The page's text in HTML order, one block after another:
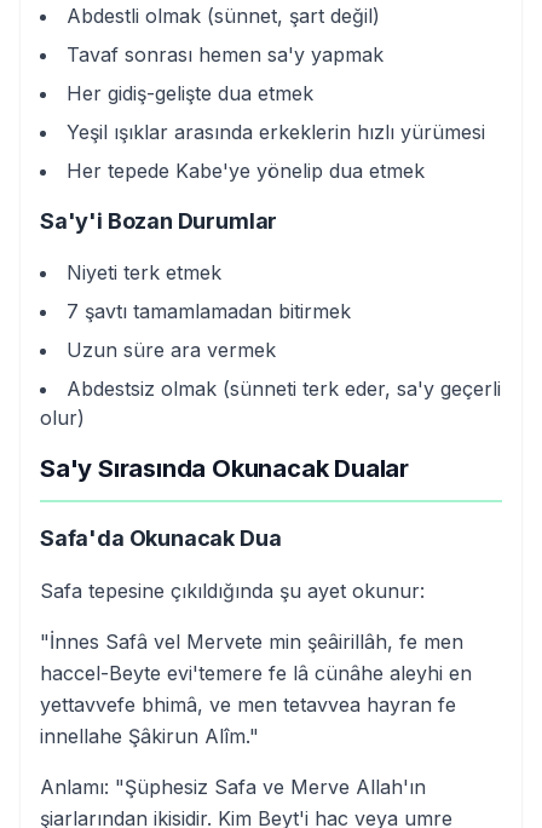
Abdestli olmak (sünnet, şart değil)
Tavaf sonrası hemen sa'y yapmak
Her gidiş-gelişte dua etmek
Yeşil ışıklar arasında erkeklerin hızlı yürümesi
Her tepede Kabe'ye yönelip dua etmek
Sa'y'i Bozan Durumlar
Niyeti terk etmek
7 şavtı tamamlamadan bitirmek
Uzun süre ara vermek
Abdestsiz olmak (sünneti terk eder, sa'y geçerli
olur)
Sa'y Sırasında Okunacak Dualar
Safa'da Okunacak Dua
Safa tepesine çıkıldığında şu ayet okunur:
"İnnes Safâ vel Mervete min şeâirillâh, fe men
haccel-Beyte evi'temere fe lâ cünâhe aleyhi en
yettavvefe bhimâ, ve men tetavvea hayran fe
innellahe Şâkirun Alîm."
Anlamı: "Şüphesiz Safa ve Merve Allah'ın
şiarlarından ikisidir. Kim Beyt'i hac veya umre